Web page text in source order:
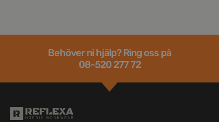
Behöver ni hjälp? Ring oss på
08-520 277 72